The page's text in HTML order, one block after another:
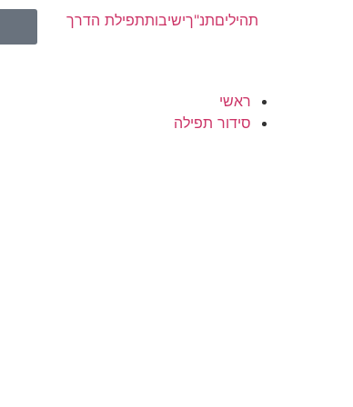
תהיליםתנ"ךישיבותתפילת הדרך
ראשי
סידור תפילה